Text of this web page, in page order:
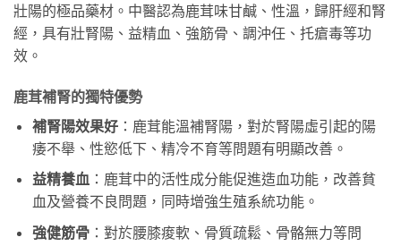
壯陽的極品藥材。中醫認為鹿茸味甘鹹、性溫，歸肝經和腎
經，具有壯腎陽、益精血、強筋骨、調沖任、托瘡毒等功
效。
鹿茸補腎的獨特優勢
補腎陽效果好：鹿茸能溫補腎陽，對於腎陽虛引起的陽
痿不舉、性慾低下、精冷不育等問題有明顯改善。
益精養血 ：鹿茸中的活性成分能促進造血功能，改善貧
血及營養不良問題，同時增強生殖系統功能。
強健筋骨：對於腰膝痠軟、骨質疏鬆、骨骼無力等問